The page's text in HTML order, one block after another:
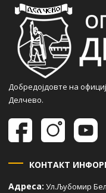
Добредојдовте на
Делчево.
КОНТАКТ
Адреса: Ул.Љубомир